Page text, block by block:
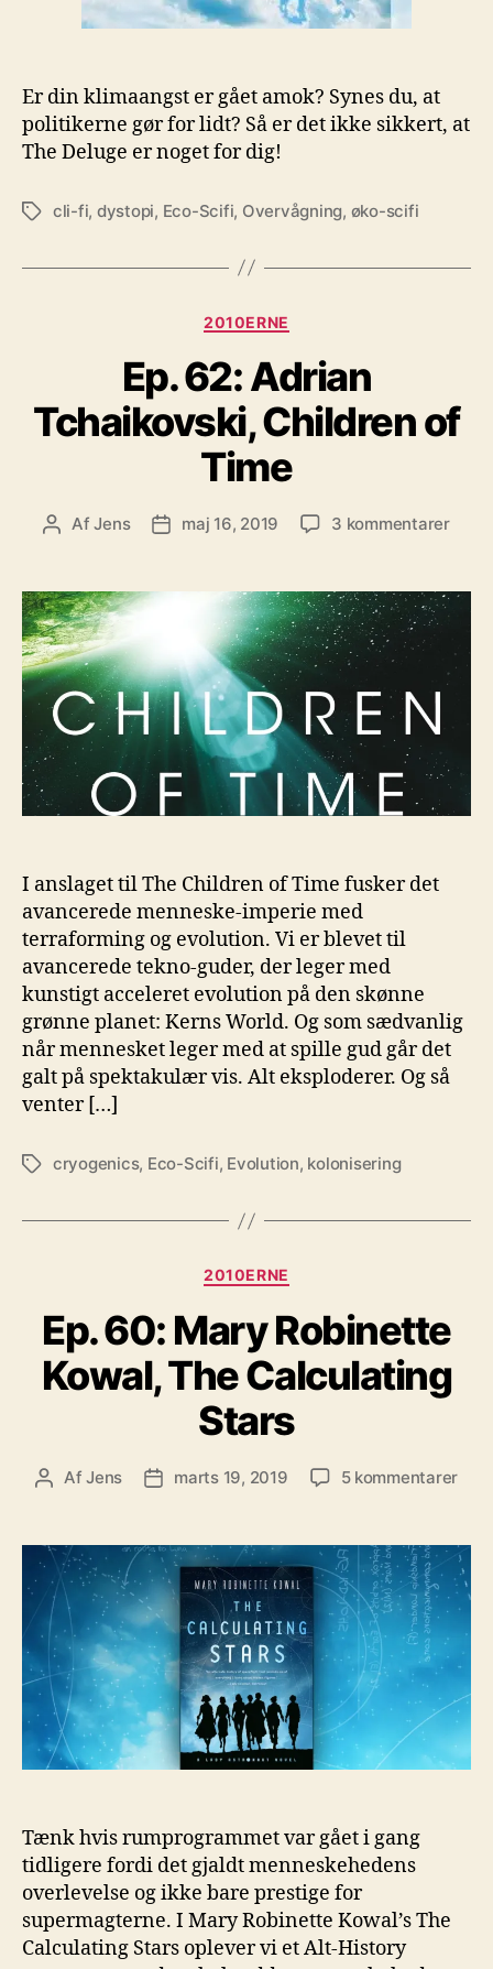
Er din klimaangst er gået amok? Synes du, at
politikerne gør for lidt? Så er det ikke sikkert, at
The Deluge er noget for dig!
Tagscli-fi, dystopi, Eco-Scifi, Overvågning, øko-scifi
Kategorier
2010ERNE
Ep. 62: Adrian
Tchaikovski, Children of
Time
Indlægsforfatter
AfJens Indlægsdato
maj 16, 2019 3 kommentarertil
of
I anslaget til The Children of Time fusker det
avancerede menneske-imperie med
terraforming og evolution. Vi er blevet til
avancerede tekno-guder, der leger med
kunstigt acceleret evolution på den skønne
grønne planet: Kerns World. Og som sædvanlig
når mennesket leger med at spille gud går det
galt på spektakulær vis. Alt eksploderer. Og så
venter […]
Tagscryogenics, Eco-Scifi, Evolution, kolonisering
Kategorier
2010ERNE
Ep. 60: Mary Robinette
Kowal, The Calculating
Stars
Indlægsforfatter
AfJens Indlægsdato
marts 19, 2019 5 kommentarertil
Tænk hvis rumprogrammet var gået i gang
tidligere fordi det gjaldt menneskehedens
overlevelse og ikke bare prestige for
supermagterne. I Mary Robinette Kowal’s The
Calculating Stars oplever vi et Alt-History